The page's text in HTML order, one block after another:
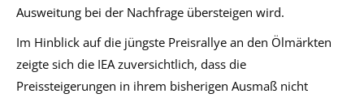
Ausweitung bei der Nachfrage übersteigen wird.
Im Hinblick auf die jüngste Preisrallye an den Ölmärkten
zeigte sich die IEA zuversichtlich, dass die
Preissteigerungen in ihrem bisherigen Ausmaß nicht